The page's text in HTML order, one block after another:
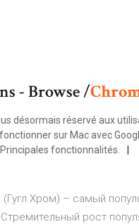
- Browse /
désormais réservé aux
sur Mac avec
fonctionnalités.
(Гугл Хром) – самый
рост